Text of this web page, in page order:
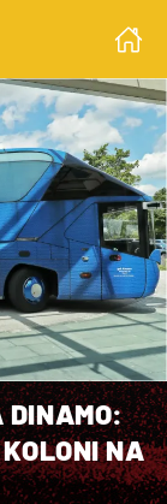
DINAMO:
NA